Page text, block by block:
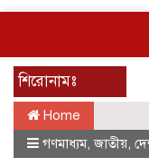
শিরোনামঃ
Home
গণমাধ্যম,জাতীয়,